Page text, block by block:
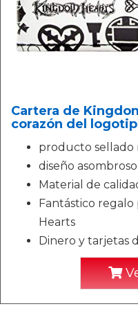
Cartera de
corazón del
producto sellado
diseño asombroso
Material de
Fantástico
Hearts
Dinero y tarjetas